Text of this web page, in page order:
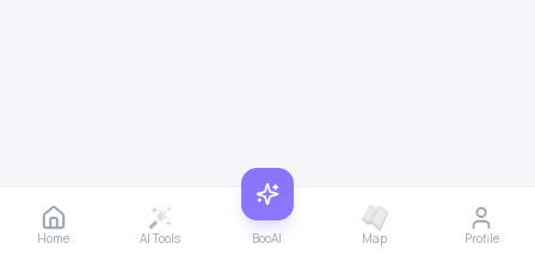
Home AI Tools BooAI Map Profile